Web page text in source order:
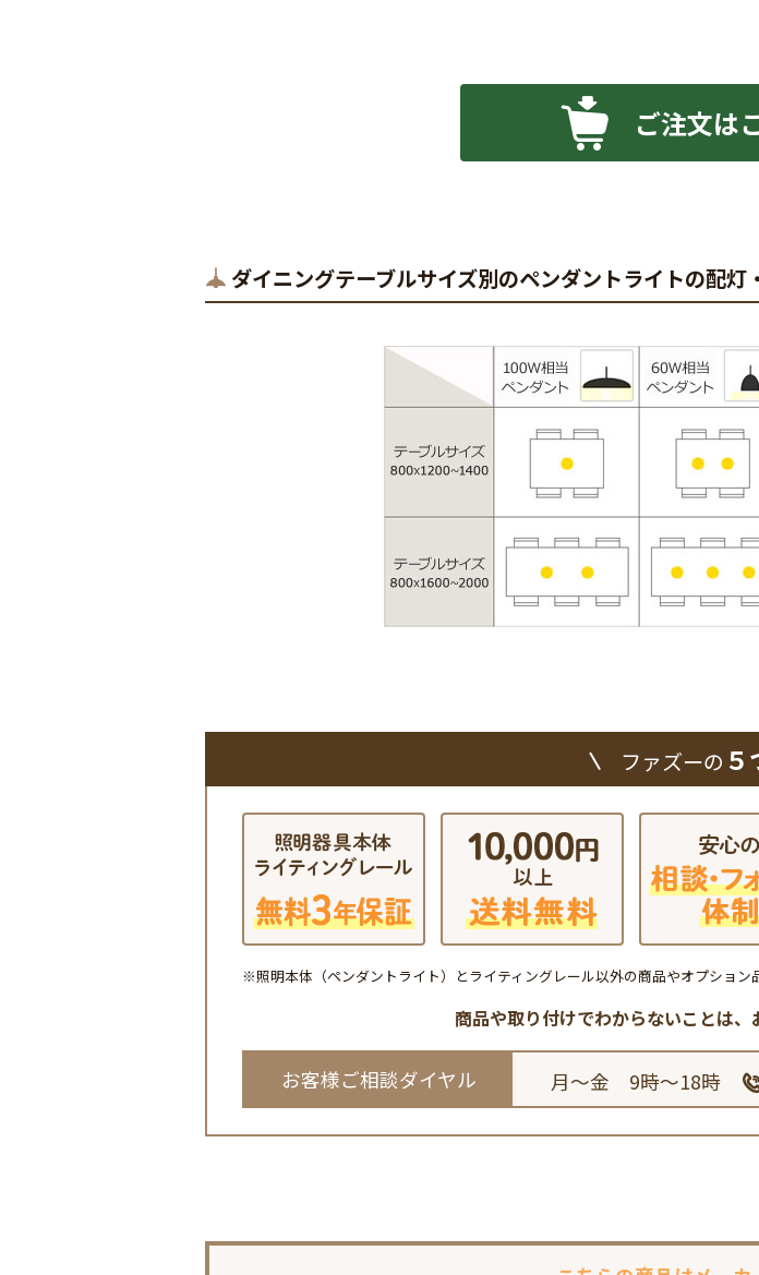
ご注文は
ダイニングテーブルサイズ別のペンダントライトの配灯
ファズーの ５
※照明本体（ペンダントライト）とライティングレール以外の商品やオプション
商品や取り付けでわからないことは、
お客様ご相談ダイヤル 月～金 9時～18時